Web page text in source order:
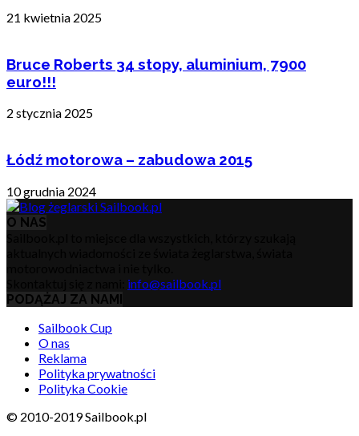
21 kwietnia 2025
Bruce Roberts 34 stopy, aluminium, 7900
euro!!!
2 stycznia 2025
Łódź motorowa – zabudowa 2015
10 grudnia 2024
O NAS
info@sailbook.pl
PODĄŻAJ ZA NAMI
Sailbook Cup
O nas
Reklama
Polityka prywatności
Polityka Cookie
© 2010-2019 Sailbook.pl